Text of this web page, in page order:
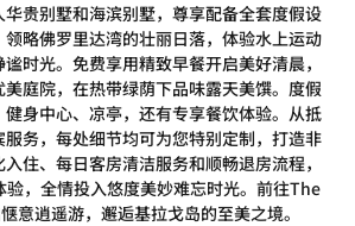
贵别墅和海滨别墅，尊享配备全套度假设
略佛罗里达湾的壮丽日落，体验水上运动
时光。免费享用精致早餐开启美好清晨，
庭院，在热带绿荫下品味露天美馔。度假
身中心、凉亭，还有专享餐饮体验。从抵
务，每处细节均可为您特别定制，打造非
住、每日客房清洁服务和顺畅退房流程，
验，全情投入悠度美妙难忘时光。前往The
意逍遥游，邂逅基拉戈岛的至美之境。